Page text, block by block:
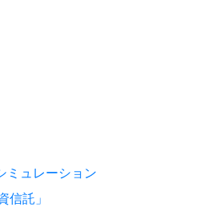
ミュレーション
信託」